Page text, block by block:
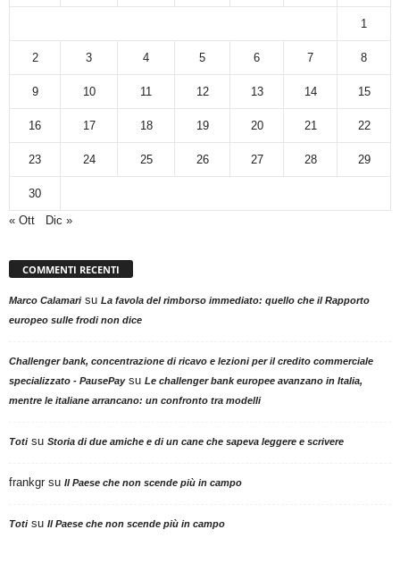
1
2 3 4 5 6 7 8
9 10 11 12 13 14 15
16 17 18 19 20 21 22
23 24 25 26 27 28 29
30
« Ott
Dic »
COMMENTI RECENTI
Marco Calamarisu La favola del rimborso immediato: quello che il Rapporto
europeo sulle frodi non dice
Challenger bank, concentrazione di ricavo e lezioni per il credito commerciale
specializzato - PausePaysu Le challenger bank europee avanzano in Italia,
mentre le italiane arrancano: un confronto tra modelli
Totisu Storia di due amiche e di un cane che sapeva leggere e scrivere
frankgr su Il Paese che non scende più in campo
Totisu Il Paese che non scende più in campo